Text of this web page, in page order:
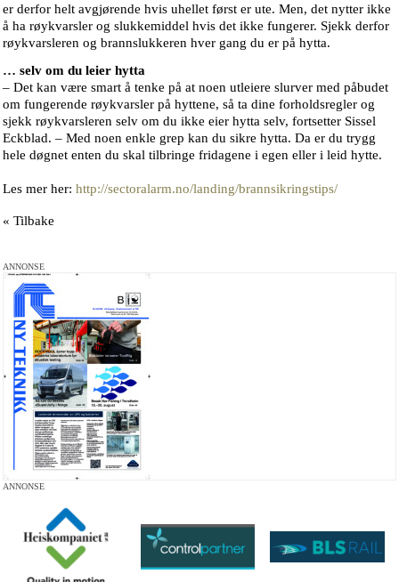
er derfor helt avgjørende hvis uhellet først er ute. Men, det nytter ikke
å ha røykvarsler og slukkemiddel hvis det ikke fungerer. Sjekk derfor
røykvarsleren og brannslukkeren hver gang du er på hytta.
… selv om du leier hytta
– Det kan være smart å tenke på at noen utleiere slurver med påbudet
om fungerende røykvarsler på hyttene, så ta dine forholdsregler og
sjekk røykvarsleren selv om du ikke eier hytta selv, fortsetter Sissel
Eckblad. – Med noen enkle grep kan du sikre hytta. Da er du trygg
hele døgnet enten du skal tilbringe fridagene i egen eller i leid hytte.
Les mer her: http://sectoralarm.no/landing/brannsikringstips/
« Tilbake
ANNONSE
ANNONSE